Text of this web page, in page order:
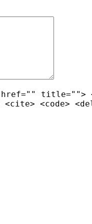
href="" title="">
<code>